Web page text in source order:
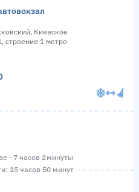
Киевское
строение 1 метро
· 7 часов 2 минуты
15 часов 50 минут